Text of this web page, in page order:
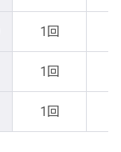
1回
1回
1回